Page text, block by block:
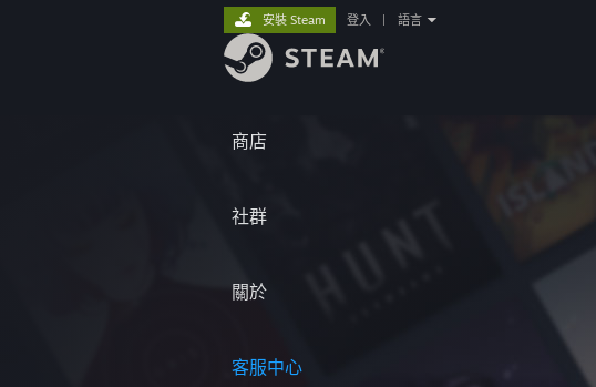
商店
社群
關於
客服中心
安裝 Steam 登入 語言